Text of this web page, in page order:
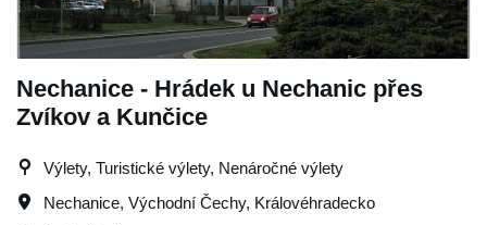
Nechanice - Hrádek u Nechanic přes
Zvíkov a Kunčice
Výlety, Turistické výlety, Nenáročné výlety
Nechanice, Východní Čechy, Královéhradecko